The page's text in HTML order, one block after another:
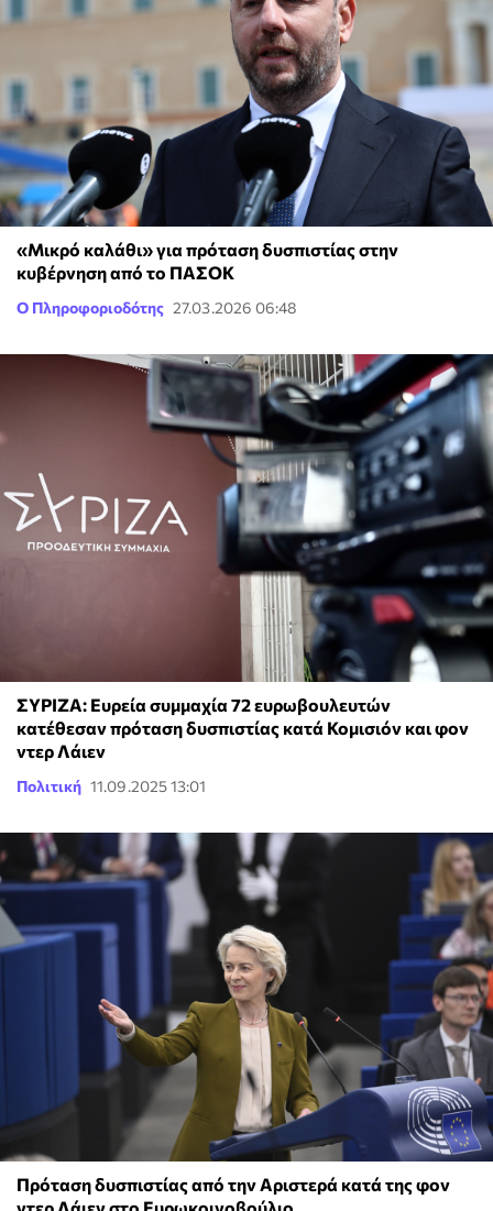
«Μικρό καλάθι» για πρόταση δυσπιστίας στην
κυβέρνηση από το ΠΑΣΟΚ
Ο Πληροφοριοδότης 27.03.2026 06:48
ΣΥΡΙΖΑ: Ευρεία συμμαχία 72 ευρωβουλευτών
κατέθεσαν πρόταση δυσπιστίας κατά Κομισιόν και φον
ντερ Λάιεν
Πολιτική 11.09.2025 13:01
Πρόταση δυσπιστίας από την Αριστερά κατά της φον
ντερ Λάιεν στο Ευρωκοινοβούλιο